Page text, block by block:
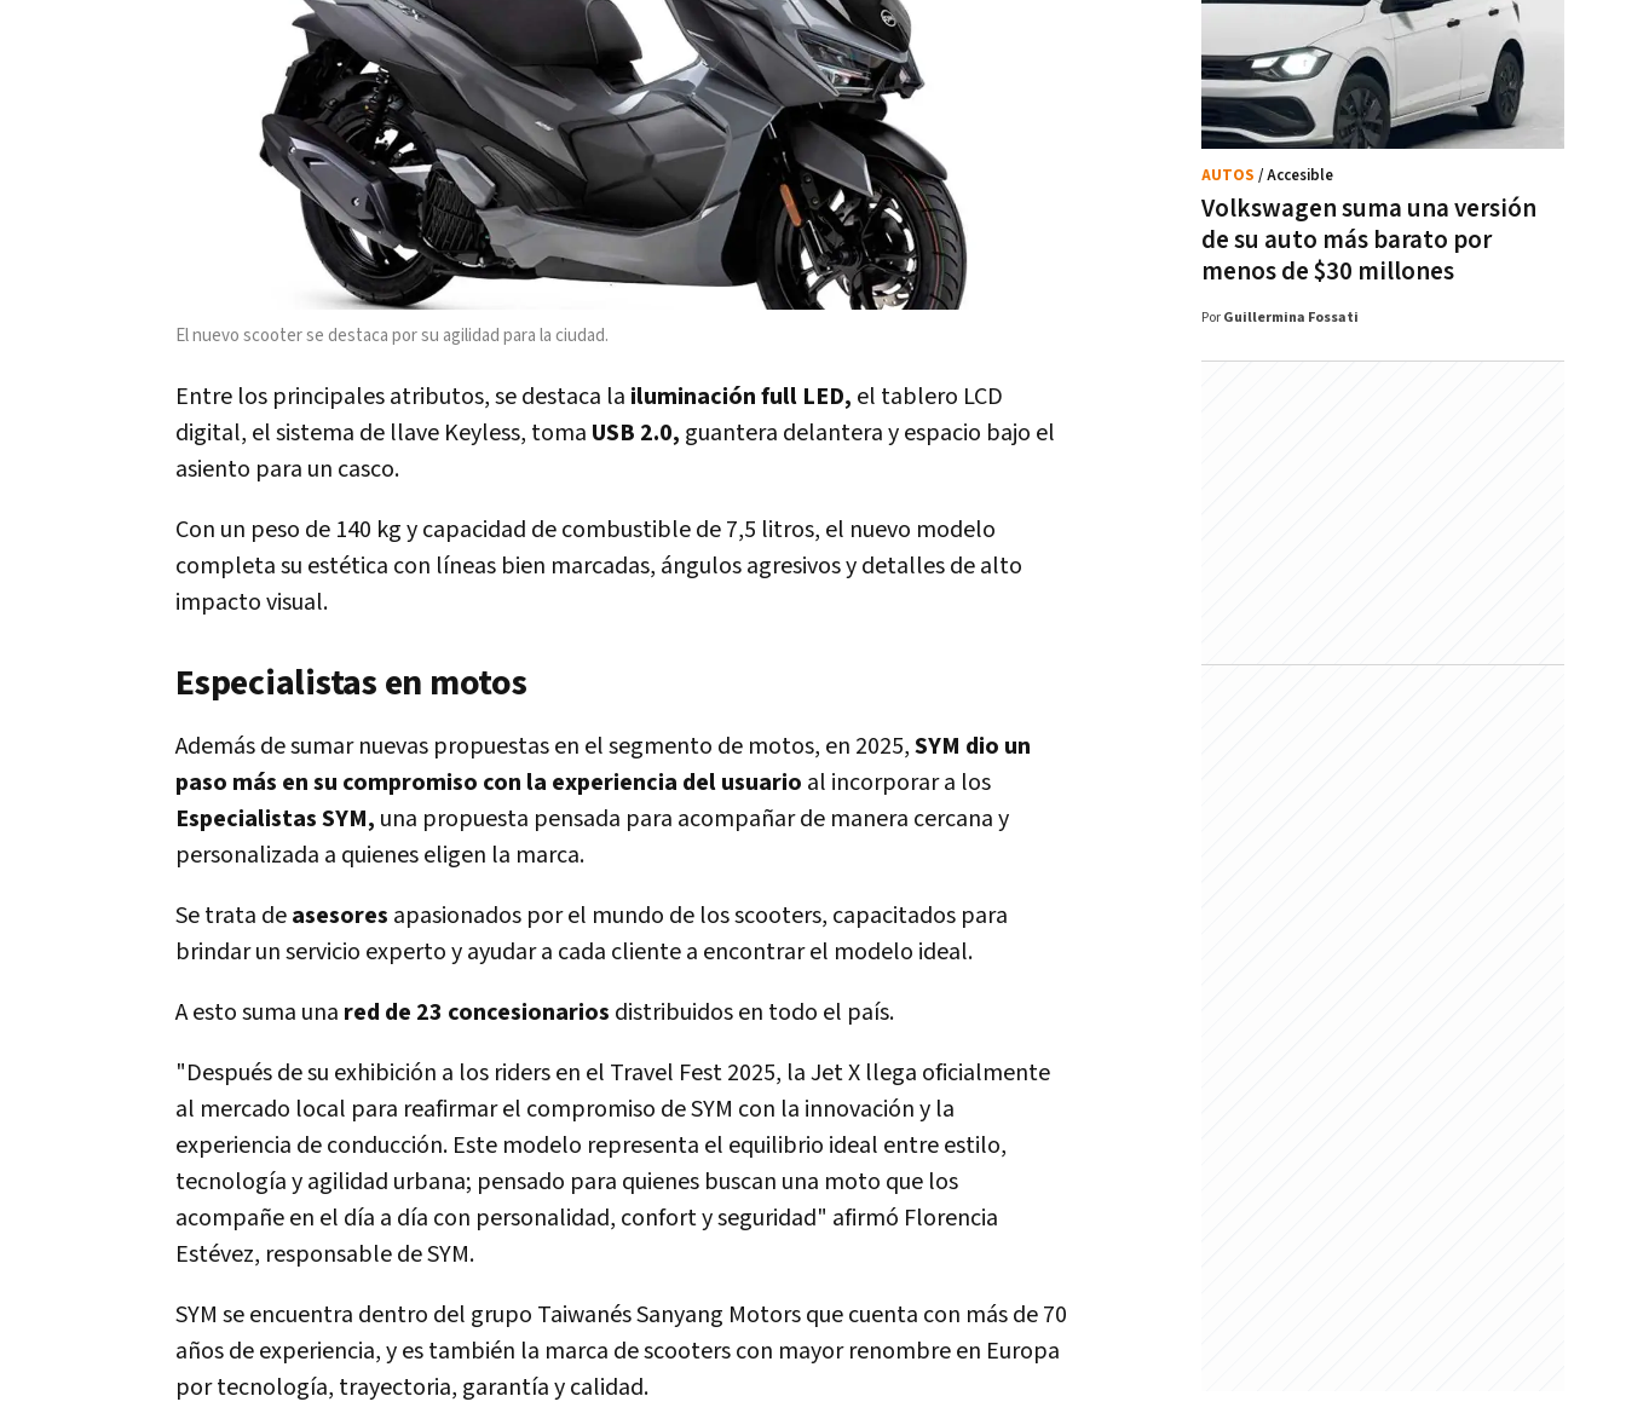
El nuevo scooter se destaca por su agilidad para la ciudad.
Entre los principales atributos, se destaca la iluminación full LED, el tablero LCD
digital, el sistema de llave Keyless, toma USB 2.0, guantera delantera y espacio bajo el
asiento para un casco.
Con un peso de 140 kg y capacidad de combustible de 7,5 litros, el nuevo modelo
completa su estética con líneas bien marcadas, ángulos agresivos y detalles de alto
impacto visual.
Especialistas en motos
Además de sumar nuevas propuestas en el segmento de motos, en 2025,SYM dio un
paso más en su compromiso con la experiencia del usuario al incorporar a los
Especialistas SYM, una propuesta pensada para acompañar de manera cercana y
personalizada a quienes eligen la marca.
Se trata deasesores apasionados por el mundo de los scooters, capacitados para
brindar un servicio experto y ayudar a cada cliente a encontrar el modelo ideal.
A esto suma una red de 23 concesionarios distribuidos en todo el país.
"Después de su exhibición a los riders en el Travel Fest 2025, la Jet X llega oficialmente
al mercado local para reafirmar el compromiso de SYM con la innovación y la
experiencia de conducción. Este modelo representa el equilibrio ideal entre estilo,
tecnología y agilidad urbana; pensado para quienes buscan una moto que los
acompañe en el día a día con personalidad, confort y seguridad" afirmó Florencia
Estévez, responsable de SYM.
SYM se encuentra dentro del grupo Taiwanés Sanyang Motors que cuenta con más de 70
años de experiencia, y es también la marca de scooters con mayor renombre en Europa
por tecnología, trayectoria, garantía y calidad.
Volkswagen suma una versión
de su auto más barato por
menos de $30 millones
AUTOS / Accesible
Por Guillermina Fossati